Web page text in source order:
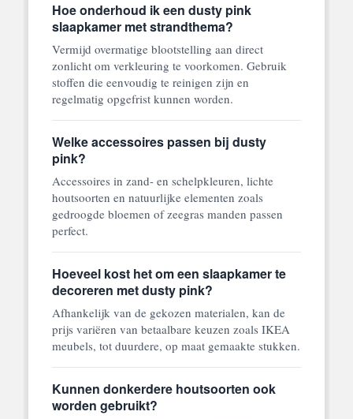
Hoe onderhoud ik een dusty pink
slaapkamer met strandthema?
Vermijd overmatige blootstelling aan direct
zonlicht om verkleuring te voorkomen. Gebruik
stoffen die eenvoudig te reinigen zijn en
regelmatig opgefrist kunnen worden.
Welke accessoires passen bij dusty
pink?
Accessoires in zand- en schelpkleuren, lichte
houtsoorten en natuurlijke elementen zoals
gedroogde bloemen of zeegras manden passen
perfect.
Hoeveel kost het om een slaapkamer te
decoreren met dusty pink?
Afhankelijk van de gekozen materialen, kan de
prijs variëren van betaalbare keuzen zoals IKEA
meubels, tot duurdere, op maat gemaakte stukken.
Kunnen donkerdere houtsoorten ook
worden gebruikt?